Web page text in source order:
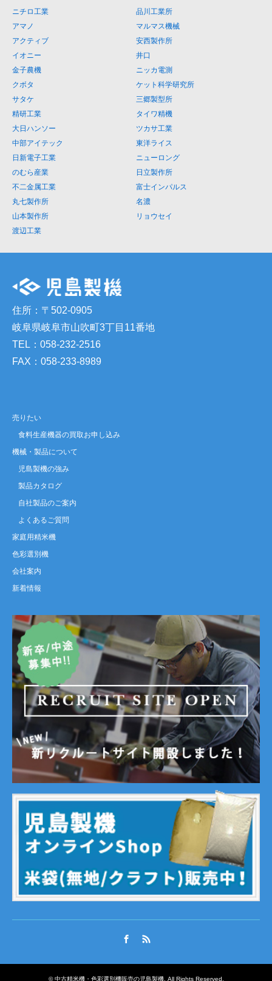
ニチロ工業
品川工業所
アマノ
マルマス機械
アクティブ
安西製作所
イオニー
井口
金子農機
ニッカ電測
クボタ
ケット科学研究所
サタケ
三郷製型所
精研工業
タイワ精機
大日ハンソー
ツカサ工業
中部アイテック
東洋ライス
日新電子工業
ニューロング
のむら産業
日立製作所
不二金属工業
富士インパルス
丸七製作所
名濃
山本製作所
リョウセイ
渡辺工業
住所：〒502-0905
岐阜県岐阜市山吹町3丁目11番地
TEL：058-232-2516
FAX：058-233-8989
売りたい
食料生産機器の買取お申し込み
機械・製品について
児島製機の強み
製品カタログ
自社製品のご案内
よくあるご質問
家庭用精米機
色彩選別機
会社案内
新着情報
©中古精米機・色彩選別機販売の児島製機. All Rights Reserved.